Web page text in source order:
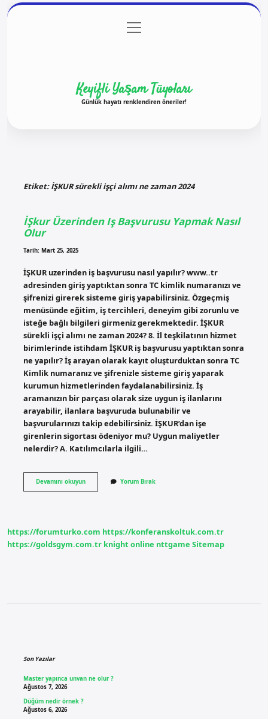
Gizlilik Politikası
menüyü
aç
Keyifli Yaşam Tüyoları
Günlük hayatı renklendiren öneriler!
Etiket:İŞKUR sürekli işçi alımı ne zaman 2024
İŞkur Üzerinden Iş Başvurusu Yapmak Nasıl
Olur
Tarih: Mart 25, 2025
İŞKUR uzerinden iş başvurusu nasıl yapılır? www..tr
adresinden giriş yaptıktan sonra TC kimlik numaranızı ve
şifrenizi girerek sisteme giriş yapabilirsiniz. Özgeçmiş
menüsünde eğitim, iş tercihleri, deneyim gibi zorunlu ve
isteğe bağlı bilgileri girmeniz gerekmektedir. İŞKUR
sürekli işçi alımı ne zaman 2024? 8. İl teşkilatının hizmet
birimlerinde istihdam İŞKUR iş başvurusu yaptıktan sonra
ne yapılır? İş arayan olarak kayıt oluşturduktan sonra TC
Kimlik numaranız ve şifrenizle sisteme giriş yaparak
kurumun hizmetlerinden faydalanabilirsiniz. İş
aramanızın bir parçası olarak size uygun iş ilanlarını
arayabilir, ilanlara başvuruda bulunabilir ve
başvurularınızı takip edebilirsiniz. İŞKUR’dan işe
girenlerin sigortası ödeniyor mu? Uygun maliyetler
nelerdir? A. Katılımcılarla ilgili…
Devamını okuyunİŞkur
Üzerinden
Olur
Yorum Bırak
https://forumturko.com https://konferanskoltuk.com.tr
https://goldsgym.com.tr knight online nttgame Sitemap
Son Yazılar
Master yapınca unvan ne olur ?
Ağustos 7, 2026
Düğüm nedir örnek ?
Ağustos 6, 2026